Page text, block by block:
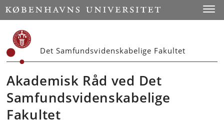
Start
Det Samfundsvidenskabelige Fakultet
Akademisk Råd ved Det
Samfundsvidenskabelige
Fakultet